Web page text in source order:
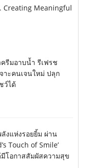
Creating Meaningful
รีมอาบน้ำ รีเฟรช
าะคนเจนใหม่ ปลุก
ว์ได้
งแห่งรอยยิ้ม ผ่าน
Touch of Smile’
โอกาสสัมผัสความสุข